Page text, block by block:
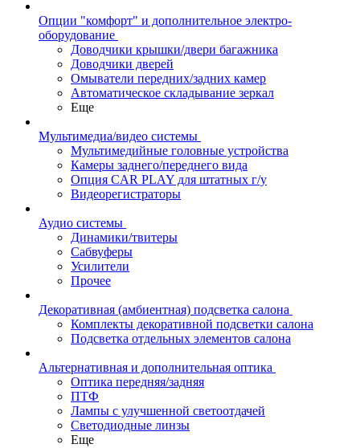
Опции "комфорт" и дополнительное электро-
оборудование
Доводчики крышки/двери багажника
Доводчики дверей
Омыватели передних/задних камер
Автоматическое складывание зеркал
Еще
Мультимедиа/видео системы
Мультимедийные головные устройства
Камеры заднего/переднего вида
Опция CAR PLAY для штатных г/у
Видеорегистраторы
Аудио системы
Динамики/твитеры
Сабвуферы
Усилители
Прочее
Декоративная (амбиентная) подсветка салона
Комплекты декоративной подсветки салона
Подсветка отдельных элементов салона
Альтернативная и дополнительная оптика
Оптика передняя/задняя
ПТФ
Лампы с улучшенной светоотдачей
Светодиодные линзы
Еще